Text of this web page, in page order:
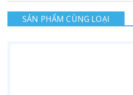
SẢN PHẨM CÙNG LOẠI